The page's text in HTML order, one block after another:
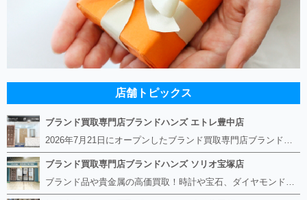
店舗トピックス
ブランド買取専門店ブランドハンズ エトレ豊中店
2026年7月21日にオープンしたブランド買取専門店ブランドハンズ エトレ豊中店です。 阪急豊中駅直結のショッピングモール エトレとよなかの１階に店舗がございます。 金・貴金属、ブランド品、時計、宝石などその他ブランド食器や美容機器、ブランド香水や化粧品などの取り扱いもございます。 熟練の鑑定士が親切・丁寧に接客、査定をさせていただきます。 査定だけでもOK。お気軽にご来店下さいませ！
ブランド買取専門店ブランドハンズ ソリオ宝塚店
ブランド品や貴金属の高価買取！時計や宝石、ダイヤモンドなど家に眠っているものがあったら捨てる前にブランドハンズへお越しください。 査定料は無料、お値段が付くものかお調べいたします！ 宅配買取もありますので使っていない古いルイヴィトンのバッグや財布、壊れているオメガの時計、千切れている金のネックレスや指輪、小型家電も取り扱っておりますのでお気軽にご利用下さい☆ その他ブランド食器、銀シルバー製品、美容機器、脱毛器、スマホなど幅広く取り扱っております！